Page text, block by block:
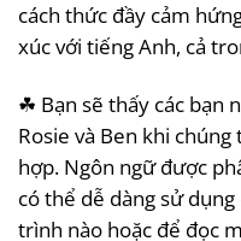
cách thức đầy cảm
xúc với tiếng Anh, cả
☘ Bạn sẽ thấy các bạn
Rosie và Ben khi
hợp. Ngôn ngữ được
có thể dễ dàng sử
trình nào hoặc để đọc